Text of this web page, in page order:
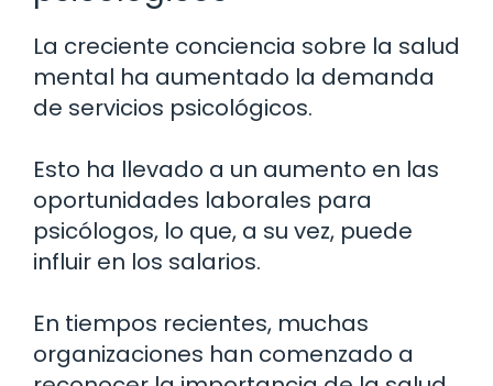
La creciente conciencia sobre la salud
mental ha aumentado la demanda
de servicios psicológicos.
Esto ha llevado a un aumento en las
oportunidades laborales para
psicólogos, lo que, a su vez, puede
influir en los salarios.
En tiempos recientes, muchas
organizaciones han comenzado a